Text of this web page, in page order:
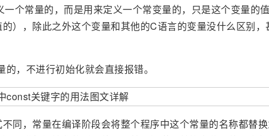
个常量的，而是用来定义一个常变量的，只是这个变量的
），除此之外这个变量和其他的C语言的变量没什么区别，
，不进行初始化就会直接报错。
同，常量在编译阶段会将整个程序中这个常量的名称都替